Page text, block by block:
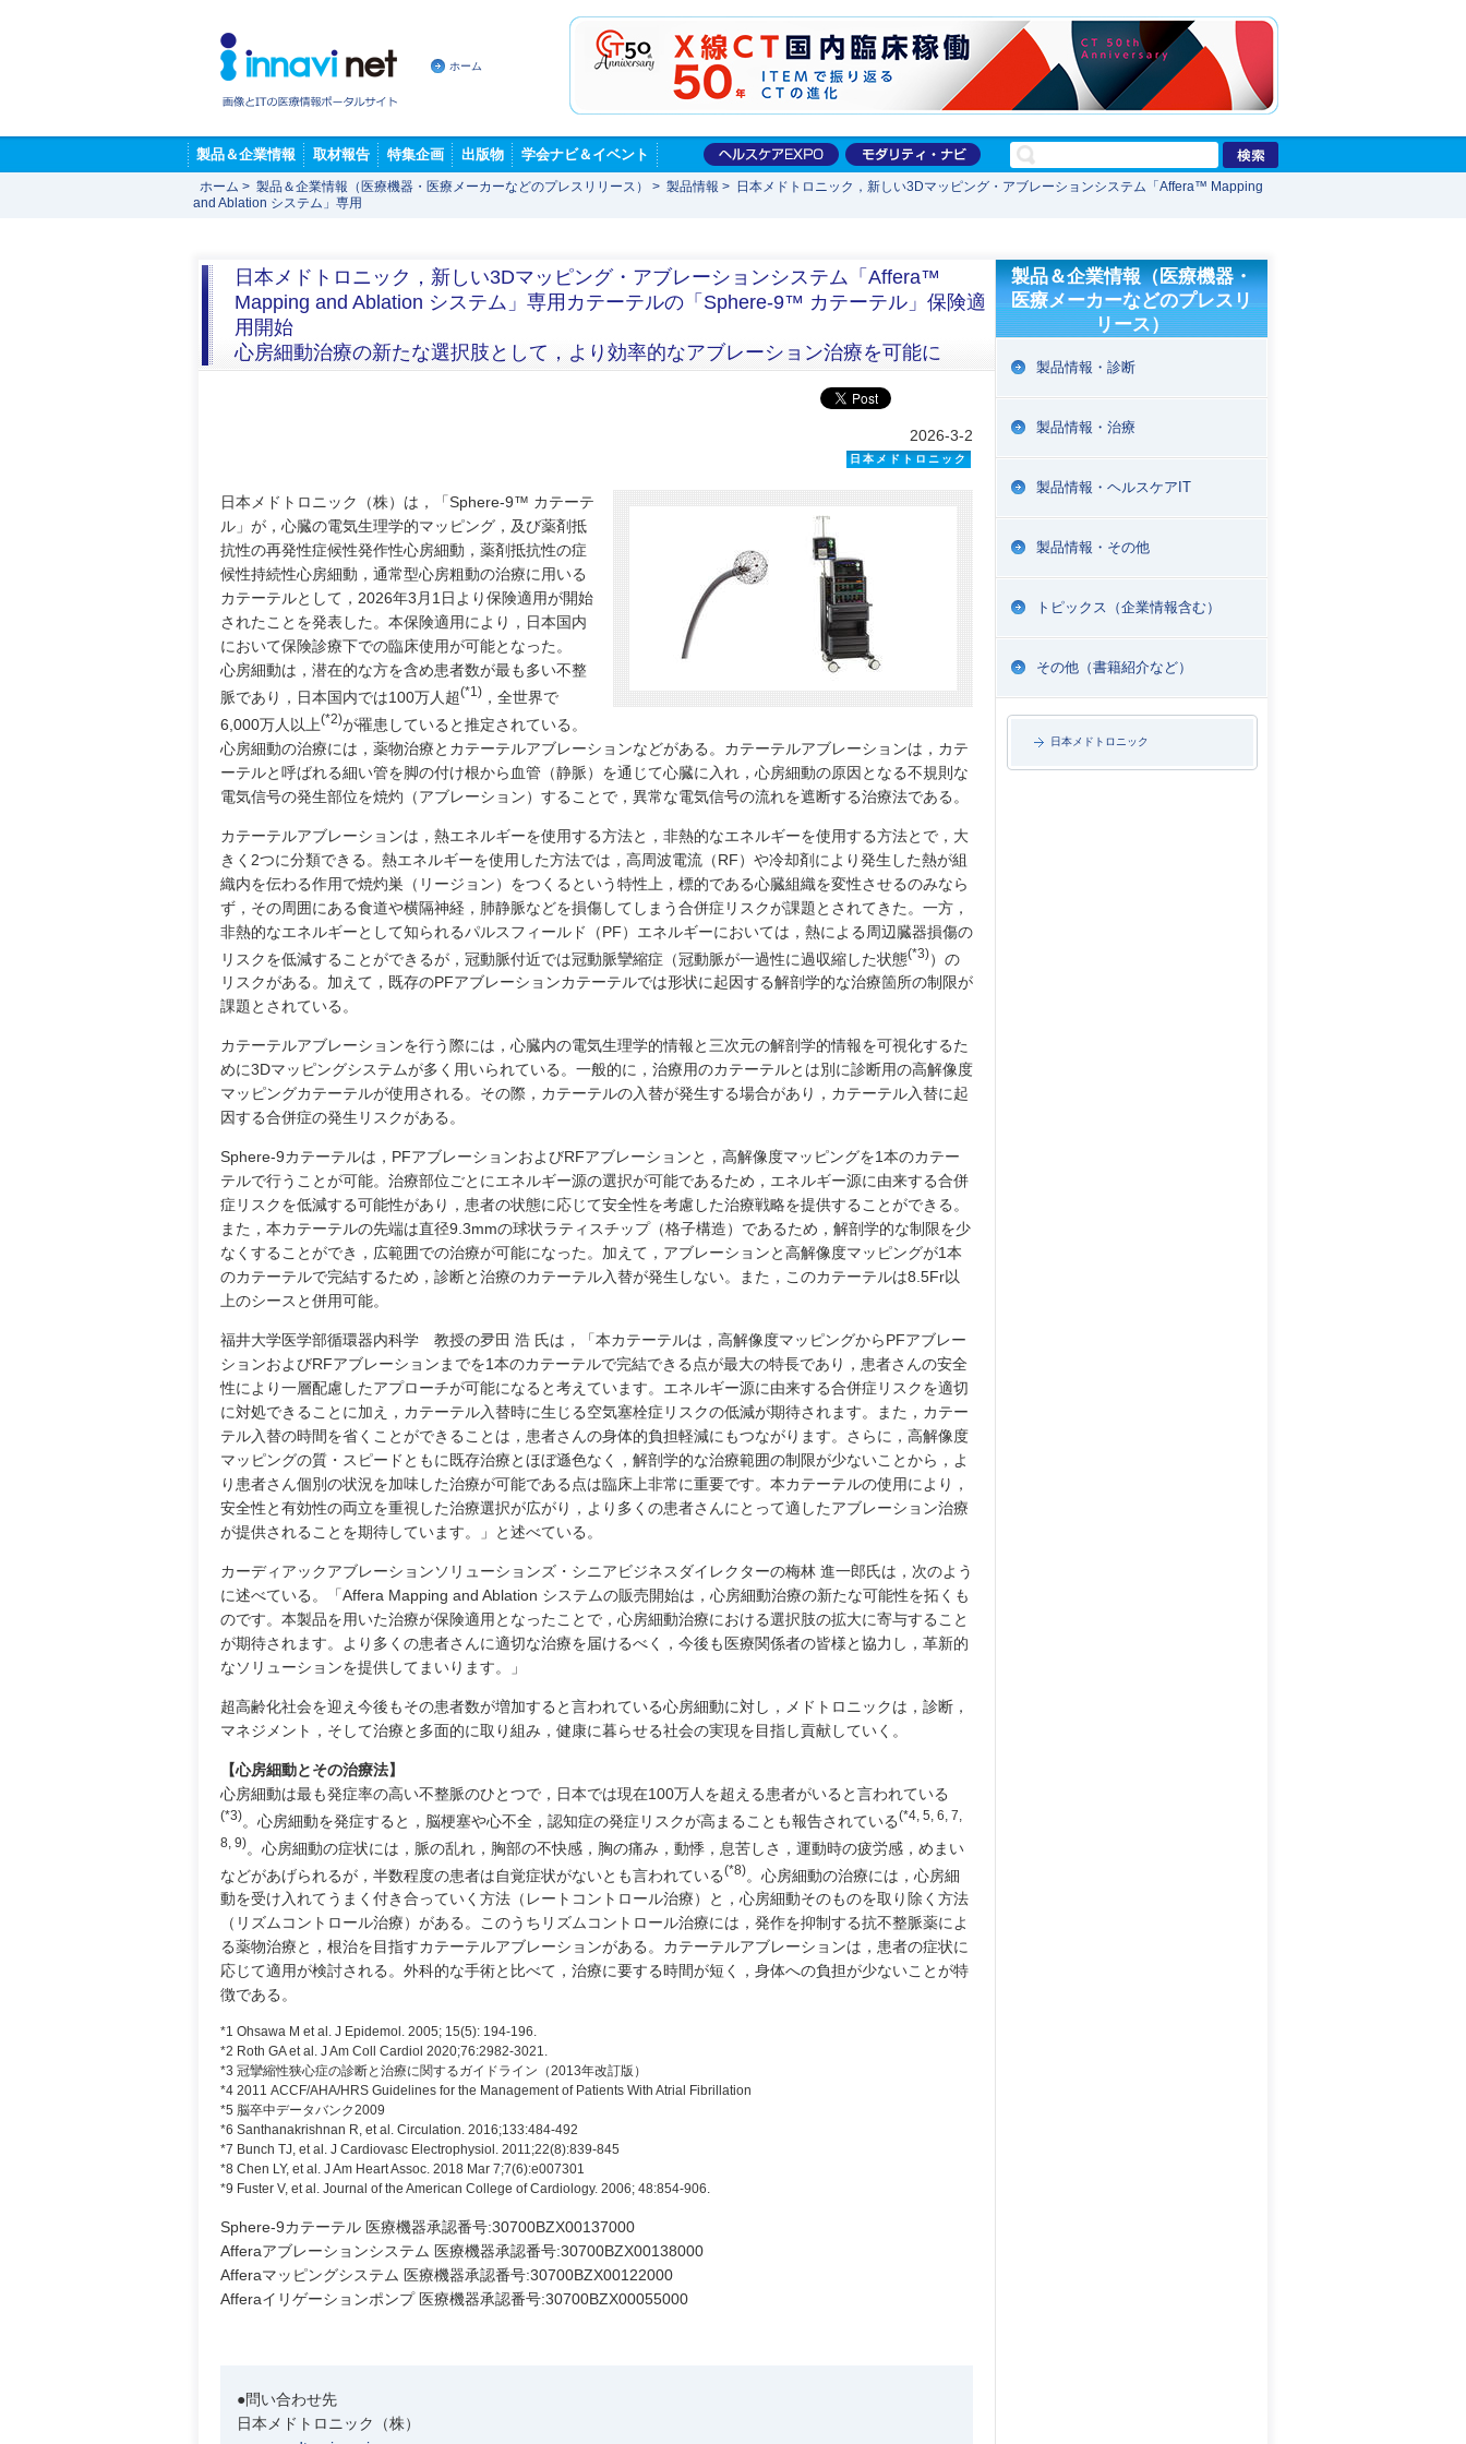
ホーム
製品＆企業情報 取材報告 特集企画 出版物 学会ナビ＆イベント
ホーム > 製品＆企業情報（医療機器・医療メーカーなどのプレスリリース） > 製品情報 > 日本メドトロニック，新しい3Dマッピング・アブレーションシステム「Affera™ Mapping
and Ablation システム」専用
日本メドトロニック，新しい3Dマッピング・アブレーションシステム「Affera™
Mapping and Ablation システム」専用カテーテルの「Sphere-9™ カテーテル」保険適
用開始
心房細動治療の新たな選択肢として，より効率的なアブレーション治療を可能に
2026-3-2
日本メドトロニック
日本メドトロニック（株）は，「Sphere-9™ カテーテ
ル」が，心臓の電気生理学的マッピング，及び薬剤抵
抗性の再発性症候性発作性心房細動，薬剤抵抗性の症
候性持続性心房細動，通常型心房粗動の治療に用いる
カテーテルとして，2026年3月1日より保険適用が開始
されたことを発表した。本保険適用により，日本国内
において保険診療下での臨床使用が可能となった。
心房細動は，潜在的な方を含め患者数が最も多い不整
脈であり，日本国内では100万人超(*1) ，全世界で
6,000万人以上(*2)が罹患していると推定されている。
心房細動の治療には，薬物治療とカテーテルアブレーションなどがある。カテーテルアブレーションは，カテ
ーテルと呼ばれる細い管を脚の付け根から血管（静脈）を通じて心臓に入れ，心房細動の原因となる不規則な
電気信号の発生部位を焼灼（アブレーション）することで，異常な電気信号の流れを遮断する治療法である。
カテーテルアブレーションは，熱エネルギーを使用する方法と，非熱的なエネルギーを使用する方法とで，大
きく2つに分類できる。熱エネルギーを使用した方法では，高周波電流（RF）や冷却剤により発生した熱が組
織内を伝わる作用で焼灼巣（リージョン）をつくるという特性上，標的である心臓組織を変性させるのみなら
ず，その周囲にある食道や横隔神経，肺静脈などを損傷してしまう合併症リスクが課題とされてきた。一方，
非熱的なエネルギーとして知られるパルスフィールド（PF）エネルギーにおいては，熱による周辺臓器損傷の
リスクを低減することができるが，冠動脈付近では冠動脈攣縮症（冠動脈が一過性に過収縮した状態(*3)）の
リスクがある。加えて，既存のPFアブレーションカテーテルでは形状に起因する解剖学的な治療箇所の制限が
課題とされている。
カテーテルアブレーションを行う際には，心臓内の電気生理学的情報と三次元の解剖学的情報を可視化するた
めに3Dマッピングシステムが多く用いられている。一般的に，治療用のカテーテルとは別に診断用の高解像度
マッピングカテーテルが使用される。その際，カテーテルの入替が発生する場合があり，カテーテル入替に起
因する合併症の発生リスクがある。
Sphere-9カテーテルは，PFアブレーションおよびRFアブレーションと，高解像度マッピングを1本のカテー
テルで行うことが可能。治療部位ごとにエネルギー源の選択が可能であるため，エネルギー源に由来する合併
症リスクを低減する可能性があり，患者の状態に応じて安全性を考慮した治療戦略を提供することができる。
また，本カテーテルの先端は直径9.3mmの球状ラティスチップ（格子構造）であるため，解剖学的な制限を少
なくすることができ，広範囲での治療が可能になった。加えて，アブレーションと高解像度マッピングが1本
のカテーテルで完結するため，診断と治療のカテーテル入替が発生しない。また，このカテーテルは8.5Fr以
上のシースと併用可能。
福井大学医学部循環器内科学 教授の夛田 浩 氏は，「本カテーテルは，高解像度マッピングからPFアブレー
ションおよびRFアブレーションまでを1本のカテーテルで完結できる点が最大の特長であり，患者さんの安全
性により一層配慮したアプローチが可能になると考えています。エネルギー源に由来する合併症リスクを適切
に対処できることに加え，カテーテル入替時に生じる空気塞栓症リスクの低減が期待されます。また，カテー
テル入替の時間を省くことができることは，患者さんの身体的負担軽減にもつながります。さらに，高解像度
マッピングの質・スピードともに既存治療とほぼ遜色なく，解剖学的な治療範囲の制限が少ないことから，よ
り患者さん個別の状況を加味した治療が可能である点は臨床上非常に重要です。本カテーテルの使用により，
安全性と有効性の両立を重視した治療選択が広がり，より多くの患者さんにとって適したアブレーション治療
が提供されることを期待しています。」と述べている。
カーディアックアブレーションソリューションズ・シニアビジネスダイレクターの梅林 進一郎氏は，次のよう
に述べている。「Affera Mapping and Ablation システムの販売開始は，心房細動治療の新たな可能性を拓くも
のです。本製品を用いた治療が保険適用となったことで，心房細動治療における選択肢の拡大に寄与すること
が期待されます。より多くの患者さんに適切な治療を届けるべく，今後も医療関係者の皆様と協力し，革新的
なソリューションを提供してまいります。」
超高齢化社会を迎え今後もその患者数が増加すると言われている心房細動に対し，メドトロニックは，診断，
マネジメント，そして治療と多面的に取り組み，健康に暮らせる社会の実現を目指し貢献していく。
【心房細動とその治療法】
心房細動は最も発症率の高い不整脈のひとつで，日本では現在100万人を超える患者がいると言われている
(*3)。心房細動を発症すると，脳梗塞や心不全，認知症の発症リスクが高まることも報告されている(*4, 5, 6, 7,
8, 9)。心房細動の症状には，脈の乱れ，胸部の不快感，胸の痛み，動悸，息苦しさ，運動時の疲労感，めまい
などがあげられるが，半数程度の患者は自覚症状がないとも言われている(*8)。心房細動の治療には，心房細
動を受け入れてうまく付き合っていく方法（レートコントロール治療）と，心房細動そのものを取り除く方法
（リズムコントロール治療）がある。このうちリズムコントロール治療には，発作を抑制する抗不整脈薬によ
る薬物治療と，根治を目指すカテーテルアブレーションがある。カテーテルアブレーションは，患者の症状に
応じて適用が検討される。外科的な手術と比べて，治療に要する時間が短く，身体への負担が少ないことが特
徴である。
*1 Ohsawa M et al. J Epidemol. 2005; 15(5): 194-196.
*2 Roth GA et al. J Am Coll Cardiol 2020;76:2982-3021.
*3 冠攣縮性狭心症の診断と治療に関するガイドライン（2013年改訂版）
*4 2011 ACCF/AHA/HRS Guidelines for the Management of Patients With Atrial Fibrillation
*5 脳卒中データバンク2009
*6 Santhanakrishnan R, et al. Circulation. 2016;133:484-492
*7 Bunch TJ, et al. J Cardiovasc Electrophysiol. 2011;22(8):839-845
*8 Chen LY, et al. J Am Heart Assoc. 2018 Mar 7;7(6):e007301
*9 Fuster V, et al. Journal of the American College of Cardiology. 2006; 48:854-906.
Sphere-9カテーテル 医療機器承認番号:30700BZX00137000
Afferaアブレーションシステム 医療機器承認番号:30700BZX00138000
Afferaマッピングシステム 医療機器承認番号:30700BZX00122000
Afferaイリゲーションポンプ 医療機器承認番号:30700BZX00055000
●問い合わせ先
日本メドトロニック（株）
製品＆企業情報（医療機器・
医療メーカーなどのプレスリ
リース）
製品情報・診断
製品情報・治療
製品情報・ヘルスケアIT
製品情報・その他
トピックス（企業情報含む）
その他（書籍紹介など）
日本メドトロニック